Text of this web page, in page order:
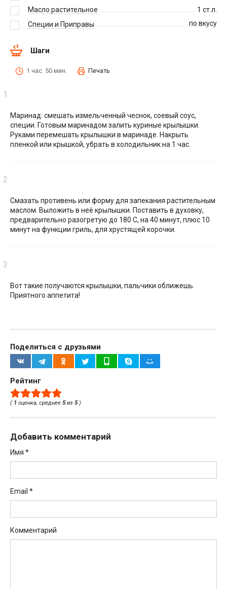
Масло растительное
1 ст.л.
Специи и Приправы
по вкусу
Шаги
1 час. 50 мин. Печать
Маринад: смешать измельченный чеснок, соевый соус,
специи. Готовым маринадом залить куриные крылышки.
Руками перемешать крылышки в маринаде. Накрыть
пленкой или крышкой, убрать в холодильник на 1 час.
Смазать противень или форму для запекания растительным
маслом. Выложить в неё крылышки. Поставить в духовку,
предварительно разогретую до 180 С, на 40 минут, плюс 10
минут на функции гриль, для хрустящей корочки.
Вот такие получаются крылышки, пальчики оближешь.
Приятного аппетита!
Поделиться с друзьями
Рейтинг
( 1 оценка, среднее 5из 5)
Добавить комментарий
Имя *
Email *
Комментарий